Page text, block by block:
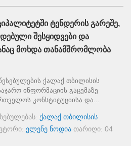
ტენდერის გარეშე,
შესყიდვები და
მოხდა თანამშრომლობა
ქალაქ თბილისის
ინფორმაციის გაცემაზე
კონსტიტუციისა და...
ქალაქ თბილისის
ელენე ნოდია თარიღი: 04